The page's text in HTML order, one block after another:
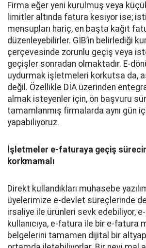
Firma eğer yeni kurulmuş veya
limitler altında fatura kesiyor ise;
mensupları hariç, en başta kağıt
düzenleyebilirler. GİB’in belirlediği
çerçevesinde zorunlu geçiş veya
geçişler sonradan olmaktadır. E-
uydurmak işletmeleri korkutsa da,
değil. Özellikle DİA üzerinden
almak isteyenler için, ön başvuru
tamamlanmış firmalarda aynı gün
yapabiliyoruz.
İşletmeler e-faturaya geçiş
korkmamalı
Direkt kullandıkları muhasebe
üyelerimize e-devlet süreçlerinde
irsaliye ile ürünleri sevk edebiliyor,
kullanıcıya, e-fatura ile bir e-fatura
belgelerini tamamen dijital bir